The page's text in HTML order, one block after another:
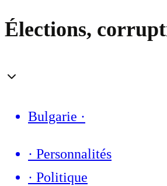
Élections,
Bulgarie ·
· Personnalités
· Politique